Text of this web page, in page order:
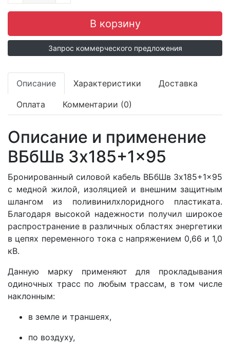
Запрос коммерческого предложения
Описание Характеристики Доставка
Оплата Комментарии (0)
Описание и применение
ВБбШв 3x185+1x95
Бронированный силовой кабель ВБбШв 3x185+1x95
с медной жилой, изоляцией и внешним защитным
шлангом из поливинилхлоридного пластиката.
Благодаря высокой надежности получил широкое
распространение в различных областях энергетики
в цепях переменного тока с напряжением 0,66 и 1,0
кВ.
Данную марку применяют для прокладывания
одиночных трасс по любым трассам, в том числе
наклонным:
в земле и траншеях,
по воздуху,